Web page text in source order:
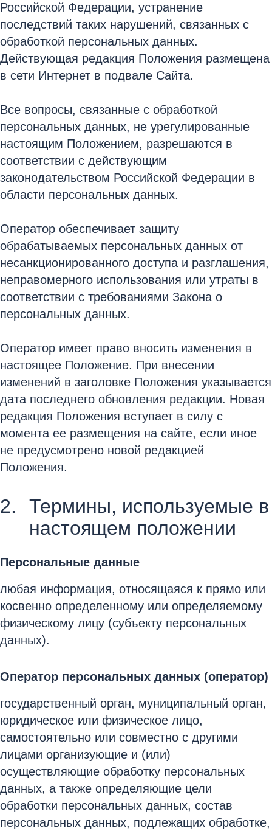
Российской Федерации, устранение
последствий таких нарушений, связанных с
обработкой персональных данных.
Действующая редакция Положения размещена
в сети Интернет в подвале Сайта.
Все вопросы, связанные с обработкой
персональных данных, не урегулированные
настоящим Положением, разрешаются в
соответствии с действующим
законодательством Российской Федерации в
области персональных данных.
Оператор обеспечивает защиту
обрабатываемых персональных данных от
несанкционированного доступа и разглашения,
неправомерного использования или утраты в
соответствии с требованиями Закона о
персональных данных.
Оператор имеет право вносить изменения в
настоящее Положение. При внесении
изменений в заголовке Положения указывается
дата последнего обновления редакции. Новая
редакция Положения вступает в силу с
момента ее размещения на сайте, если иное
не предусмотрено новой редакцией
Положения.
Термины, используемые в
настоящем положении
Персональные данные
любая информация, относящаяся к прямо или
косвенно определенному или определяемому
физическому лицу (субъекту персональных
данных).
Оператор персональных данных (оператор)
государственный орган, муниципальный орган,
юридическое или физическое лицо,
самостоятельно или совместно с другими
лицами организующие и (или)
осуществляющие обработку персональных
данных, а также определяющие цели
обработки персональных данных, состав
персональных данных, подлежащих обработке,